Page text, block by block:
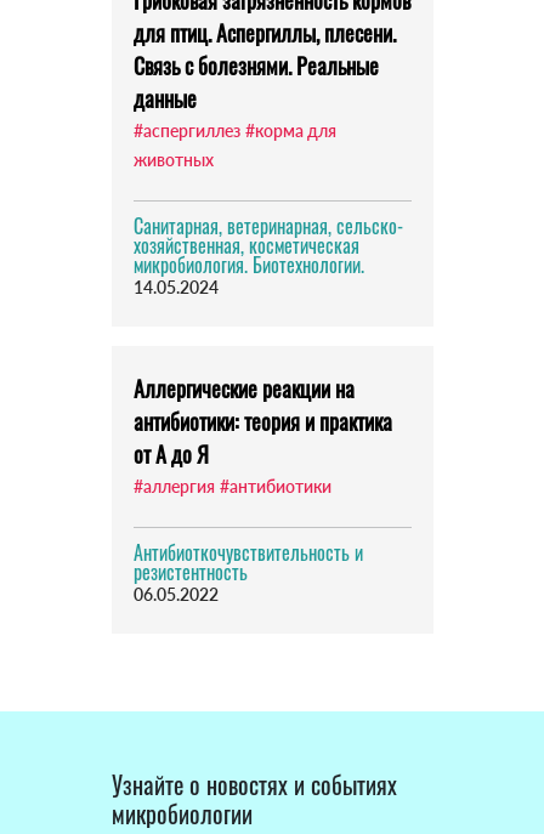
для птиц. Аспергиллы, плесени.
Связь с болезнями. Реальные
данные
#аспергиллез #корма для
животных
Санитарная, ветеринарная, сельско-
хозяйственная, косметическая
микробиология. Биотехнологии.
14.05.2024
Аллергические реакции на
антибиотики: теория и практика
от А до Я
#аллергия #антибиотики
Антибиоткочувствительность и
резистентность
06.05.2022
Узнайте о новостях и событиях
микробиологии